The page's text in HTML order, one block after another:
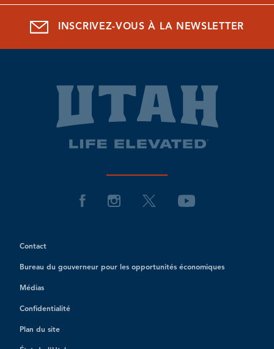
INSCRIVEZ-VOUS À LA NEWSLETTER
Contact
Bureau du gouverneur pour les opportunités économiques
Médias
Confidentialité
Plan du site